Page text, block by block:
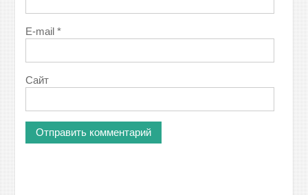
E-mail*
Сайт